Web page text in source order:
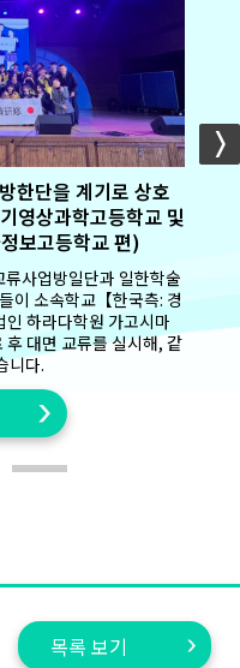
한단을 계기로 상호
영상과학고등학교 및
보고등학교 편)
사업방일단과 일한학술
이 소속학교【한국측: 경
하라다학원 가고시마
대면 교류를 실시해, 같
니다.
목록 보기